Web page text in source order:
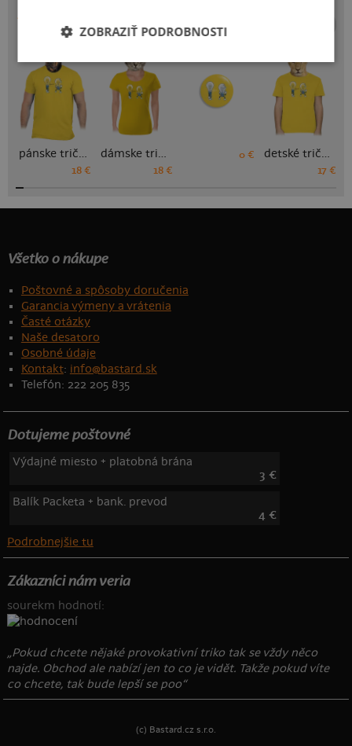
TOVAR S ROVNAKOU POTLAČOU
pánske tričko
18 €
dámske tričko
18 €
0 € detské tričko
17 €
Všetko o nákupe
Poštovné a spôsoby doručenia
Garancia výmeny a vrátenia
Časté otázky
Naše desatoro
Osobné údaje
Kontakt: info@bastard.sk
Telefón: 222 205 835
Dotujeme poštovné
Výdajné miesto + platobná brána
3 €
Balík Packeta + bank. prevod
4 €
Podrobnejšie tu
Zákazníci nám veria
sourekm hodnotí:
„Pokud chcete nějaké provokativní triko tak se vždy něco
najde. Obchod ale nabízí jen to co je vidět. Takže pokud víte
co chcete, tak bude lepší se poo“
(c) Bastard.cz s.r.o.
ZOBRAZIŤ PODROBNOSTI